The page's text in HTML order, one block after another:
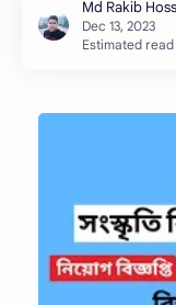
Estimated read